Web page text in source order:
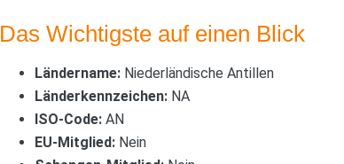
Das Wichtigste auf einen Blick
Ländername: Niederländische Antillen
Länderkennzeichen: NA
ISO-Code: AN
EU-Mitglied: Nein